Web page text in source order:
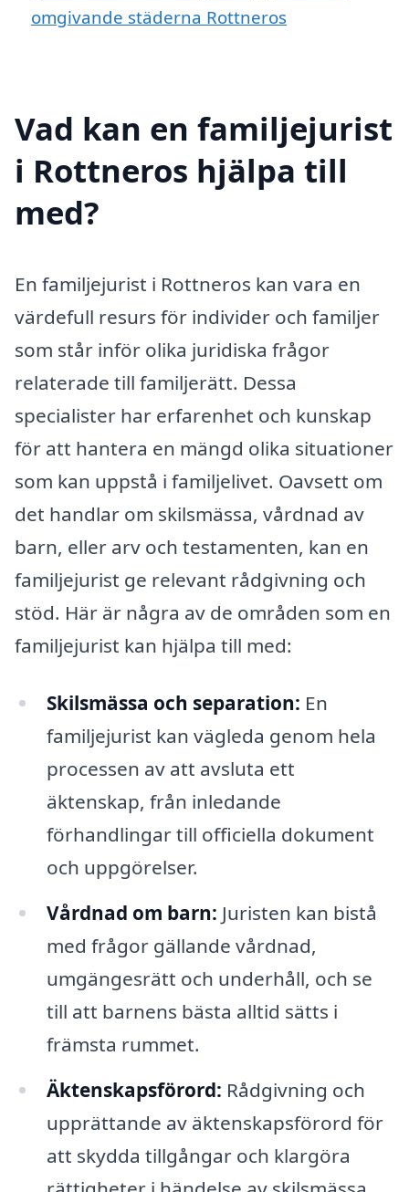
omgivande städerna Rottneros
Vad kan en familjejurist
i Rottneros hjälpa till
med?
En familjejurist i Rottneros kan vara en
värdefull resurs för individer och familjer
som står inför olika juridiska frågor
relaterade till familjerätt. Dessa
specialister har erfarenhet och kunskap
för att hantera en mängd olika situationer
som kan uppstå i familjelivet. Oavsett om
det handlar om skilsmässa, vårdnad av
barn, eller arv och testamenten, kan en
familjejurist ge relevant rådgivning och
stöd. Här är några av de områden som en
familjejurist kan hjälpa till med:
Skilsmässa och separation: En
familjejurist kan vägleda genom hela
processen av att avsluta ett
äktenskap, från inledande
förhandlingar till officiella dokument
och uppgörelser.
Vårdnad om barn: Juristen kan bistå
med frågor gällande vårdnad,
umgängesrätt och underhåll, och se
till att barnens bästa alltid sätts i
främsta rummet.
Äktenskapsförord: Rådgivning och
upprättande av äktenskapsförord för
att skydda tillgångar och klargöra